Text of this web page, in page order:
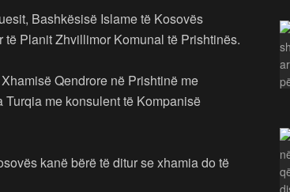
Bashkësisë Islame të Kosovës
Planit Zhvillimor Komunal të Prishtinës.
Qendrore në Prishtinë me
Turqia me konsulent të Kompanisë
kanë bërë të ditur se xhamia do të